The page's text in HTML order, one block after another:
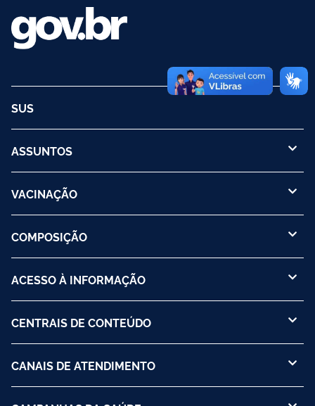
SUS
ASSUNTOS
VACINAÇÃO
COMPOSIÇÃO
ACESSO À INFORMAÇÃO
CENTRAIS DE CONTEÚDO
CANAIS DE ATENDIMENTO